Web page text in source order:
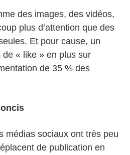
des images, des vidéos,
plus d’attention que des
Et pour cause, un
« like » en plus sur
de 35 % des
médias sociaux ont très peu
de publication en